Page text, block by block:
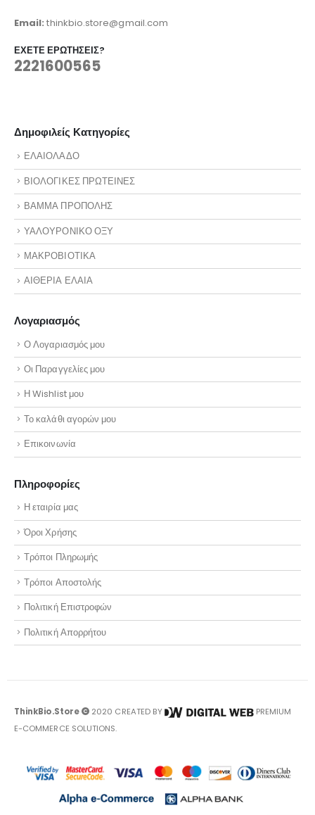
Email:thinkbio.store@gmail.com
ΈΧΕΤΕ ΕΡΩΤΉΣΕΙΣ?
2221600565
Δημοφιλείς Κατηγορίες
ΕΛΑΙΟΛΑΔΟ
ΒΙΟΛΟΓΙΚΕΣ ΠΡΩΤΕΙΝΕΣ
ΒΑΜΜΑ ΠΡΟΠΟΛΗΣ
ΥΑΛΟΥΡΟΝΙΚΟ ΟΞΥ
ΜΑΚΡΟΒΙΟΤΙΚΑ
ΑΙΘΕΡΙΑ ΕΛΑΙΑ
Λογαριασμός
Ο Λογαριασμός μου
Οι Παραγγελίες μου
Η Wishlist μου
Το καλάθι αγορών μου
Επικοινωνία
Πληροφορίες
Η εταιρία μας
Όροι Χρήσης
Τρόποι Πληρωμής
Τρόποι Αποστολής
Πολιτική Επιστροφών
Πολιτική Απορρήτου
ThinkBio.Store 2020 CREATED BY
PREMIUM
E-COMMERCE SOLUTIONS.